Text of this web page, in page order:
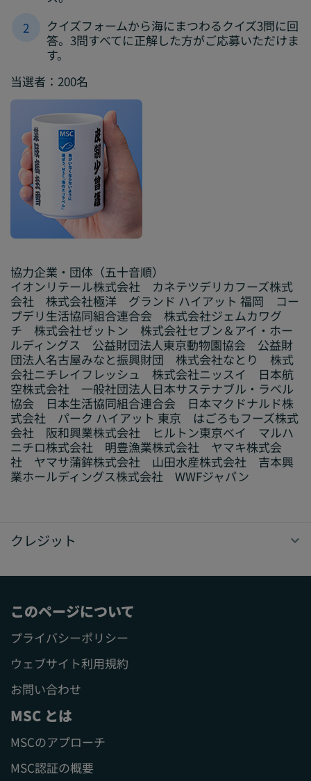
クイズフォームから海にまつわるクイズ3問に回
答。3問すべてに正解した方がご応募いただけま
す。
当選者 ：200名
協力企業・団体（五十音順）
イオンリテール株式会社 カネテツデリカフーズ株式
会社 株式会社極洋 グランド ハイアット 福岡 コー
プデリ生活協同組合連合会 株式会社ジェムカワグ
チ 株式会社ゼットン 株式会社セブン＆アイ・ホー
ルディングス 公益財団法人東京動物園協会 公益財
団法人名古屋みなと振興財団 株式会社なとり 株式
会社ニチレイフレッシュ 株式会社ニッスイ 日本航
空株式会社 一般社団法人日本サステナブル・ラベル
協会 日本生活協同組合連合会 日本マクドナルド株
式会社 パーク ハイアット 東京 はごろもフーズ株式
会社 阪和興業株式会社 ヒルトン東京ベイ マルハ
ニチロ株式会社 明豊漁業株式会社 ヤマキ株式会
社 ヤマサ蒲鉾株式会社 山田水産株式会社 吉本興
業ホールディングス株式会社 WWFジャパン
クレジット
このページについて
プライバシーポリシー
ウェブサイト利用規約
お問い合わせ
MSC とは
MSCのアプローチ
MSC認証の概要